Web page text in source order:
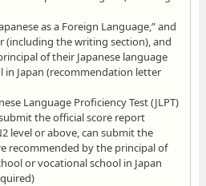
as a Foreign Language,” and
(including the writing section), and
of their Japanese language
in Japan (recommendation letter
Language Proficiency Test (JLPT)
the official score report
level or above, can submit the
recommended by the principal of
or vocational school in Japan